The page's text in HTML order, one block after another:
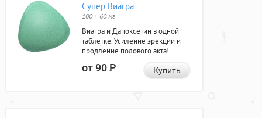
Супер Виагра
100 + 60 мг
Виагра и Дапоксетин в одной
таблетке. Усиление эрекции и
продление полового акта!
от 90Р Купить